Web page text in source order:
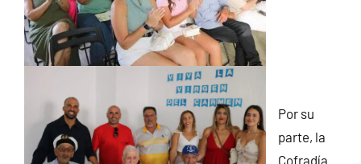
Por su
parte, la
Cofradía